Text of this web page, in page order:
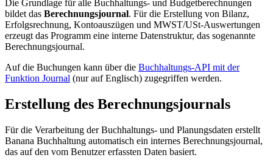
Die Grundlage für alle Buchhaltungs- und Budgetberechnungen
bildet das Berechnungsjournal. Für die Erstellung von Bilanz,
Erfolgsrechnung, Kontoauszügen und MWST/USt-Auswertungen
erzeugt das Programm eine interne Datenstruktur, das sogenannte
Berechnungsjournal.
Auf die Buchungen kann über die Buchhaltungs-API mit der
Funktion Journal (nur auf Englisch) zugegriffen werden.
Erstellung des Berechnungsjournals
Für die Verarbeitung der Buchhaltungs- und Planungsdaten erstellt
Banana Buchhaltung automatisch ein internes Berechnungsjournal,
das auf den vom Benutzer erfassten Daten basiert.